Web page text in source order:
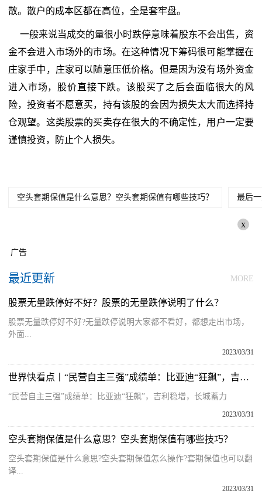
散。散户的成本区都在高位，全是套牢盘。
一般来说当成交的量很小时跌停意味着股东不会出售，资
金不会进入市场外的市场。在这种情况下筹码很可能掌握在
庄家手中，庄家可以随意压低价格。但是因为没有场外资金
进入市场，股价直接下跌。该股买了之后会面临很大的风
险，投资者不愿意买，持有该股的会因为损失太大而选择持
仓观望。这类股票的买卖存在很大的不确定性，用户一定要
谨慎投资，防止个人损失。
空头套期保值是什么意思？空头套期保值有哪些技巧？ 最后
x
广告
最近更新 MORE
股票无量跌停好不好？股票的无量跌停说明了什么？
股票无量跌停好不好?无量跌停说明大家都不看好，都想走出市场，
外面...
2023/03/31
世界快看点丨“民营自主三强”成绩单：比亚迪“狂飙”，吉利稳增，长城蓄力
“民营自主三强”成绩单：比亚迪“狂飙”，吉利稳增，长城蓄力
2023/03/31
空头套期保值是什么意思？空头套期保值有哪些技巧？
空头套期保值是什么意思?空头套期保值怎么操作?套期保值也可以翻
译...
2023/03/31